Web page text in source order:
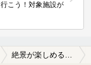
こう！対象施設が
絶景が楽しめるうるま市の温泉、日帰り温泉、スーパー銭湯おすすめ